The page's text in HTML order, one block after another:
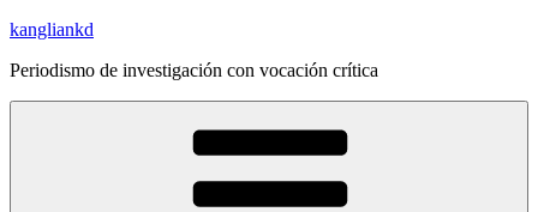
Saltar
contenido
kangliankd
Periodismo de investigación con vocación crítica